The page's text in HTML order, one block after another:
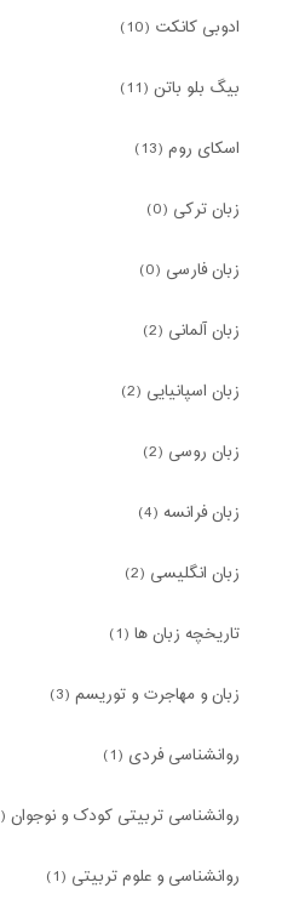
ادوبی کانکت (10)
بیگ بلو باتن (11)
اسکای روم (13)
زبان ترکی (0)
زبان فارسی (0)
زبان آلمانی (2)
زبان اسپانیایی (2)
زبان روسی (2)
زبان فرانسه (4)
زبان انگلیسی (2)
تاریخچه زبان ها (1)
زبان و مهاجرت و توریسم (3)
روانشناسی فردی (1)
روانشناسی تربیتی کودک و نوجوان (2)
روانشناسی و علوم تربیتی (1)